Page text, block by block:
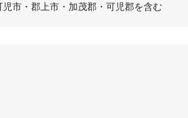
市・郡上市・加茂郡・可児郡を含む